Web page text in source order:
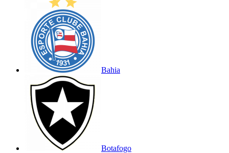
Bahia
Botafogo